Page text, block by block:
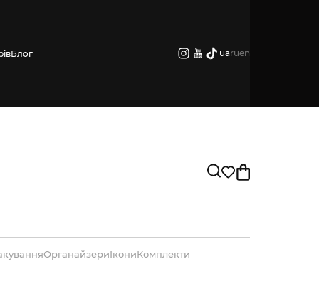
Блог uaruen
ОрганайзериІкониКомплекти